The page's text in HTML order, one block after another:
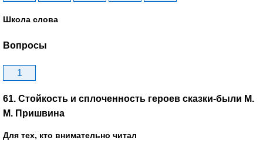
Школа слова
Вопросы
1
61. Стойкость и сплоченность героев сказки-были М.
М. Пришвина
Для тех, кто внимательно читал